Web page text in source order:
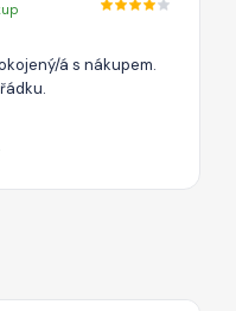
á s nákupem.